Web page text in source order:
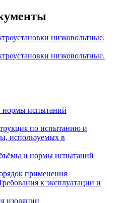
низковольтные.
низковольтные.
нормы испытаний
по испытанию и
используемых в
и нормы испытаний
применения
к эксплуатации и